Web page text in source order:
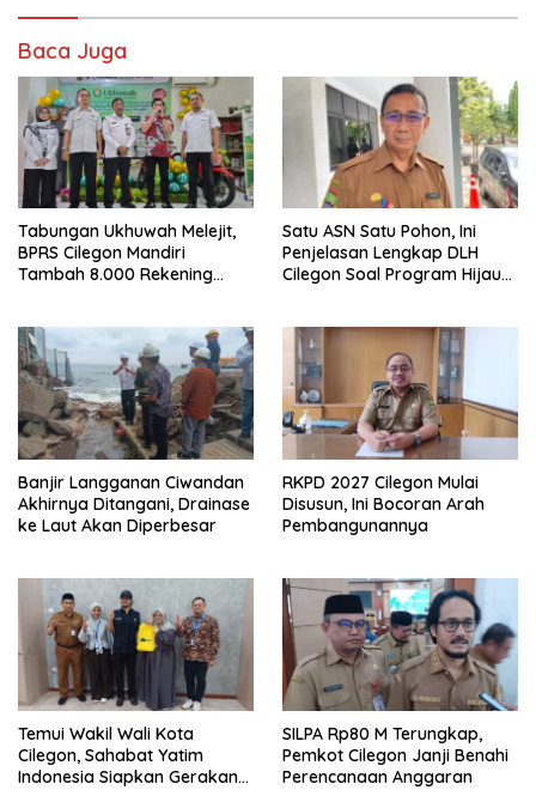
Baca Juga
Tabungan Ukhuwah Melejit,
BPRS Cilegon Mandiri
Tambah 8.000 Rekening
Satu ASN Satu Pohon, Ini
Penjelasan Lengkap DLH
Cilegon Soal Program Hijau
Banjir Langganan Ciwandan
Akhirnya Ditangani, Drainase
ke Laut Akan Diperbesar
RKPD 2027 Cilegon Mulai
Disusun, Ini Bocoran Arah
Pembangunannya
Temui Wakil Wali Kota
Cilegon, Sahabat Yatim
Indonesia Siapkan Gerakan
SILPA Rp80 M Terungkap,
Pemkot Cilegon Janji Benahi
Perencanaan Anggaran